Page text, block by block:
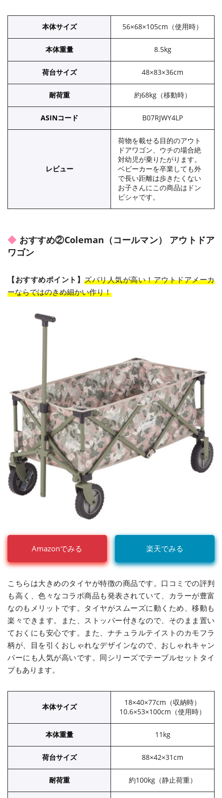
本体サイズ 56×68×105cm（使用時）
本体重量 8.5kg
荷台サイズ 48×83×36cm
耐荷重 約68kg（移動時）
ASINコード B07RJWY4LP
レビュー
荷物を載せる目的のアウト
ドアワゴン、ウチの場合絶
対幼児が乗りたがります。
ベビーカーを卒業しても外
で長い距離は歩きたくない
お子さんにこの商品はドン
ピシャです。
おすすめ②Coleman（コールマン） アウトドア
ワゴン
【おすすめポイント】 ズバリ人気が高い！アウトドアメーカ
ーならではのきめ細かい作り！
Amazonでみる 楽天でみる
こちらは大きめのタイヤが特徴の商品です。口コミでの評判
も高く、色々なコラボ商品も発表されていて、カラーが豊富
なのもメリットです。タイヤがスムーズに動くため、移動も
楽々できます。また、ストッパー付きなので、そのまま置い
ておくにも安心です。また、ナチュラルテイストのカモフラ
柄が、目を引くおしゃれなデザインなので、おしゃれキャン
パーにも人気が高いです。同シリーズでテーブルセットタイ
プもあります。
本体サイズ
18×40×77cm（収納時）
10.6×53×100cm（使用時）
本体重量 11kg
荷台サイズ 88×42×31cm
耐荷重 約100kg（静止荷重）